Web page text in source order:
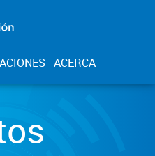
ACERCA